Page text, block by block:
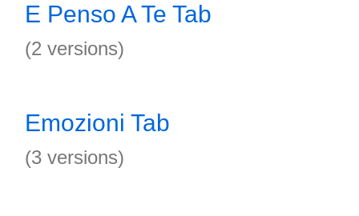
E Penso A Te Tab
(2 versions)
Emozioni Tab
(3 versions)